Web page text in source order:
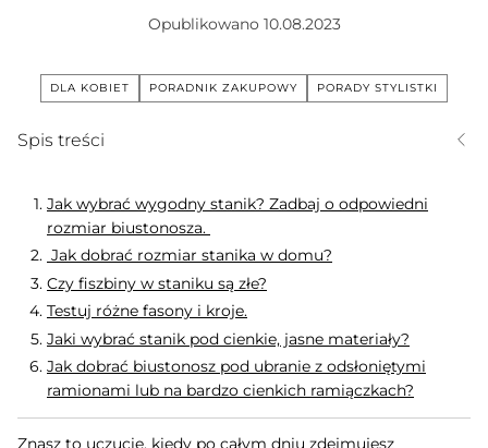
Opublikowano 10.08.2023
DLA KOBIET PORADNIK ZAKUPOWY PORADY STYLISTKI
Spis treści
Jak wybrać wygodny stanik? Zadbaj o odpowiedni
rozmiar biustonosza.
Jak dobrać rozmiar stanika w domu?
Czy fiszbiny w staniku są złe?
Testuj różne fasony i kroje.
Jaki wybrać stanik pod cienkie, jasne materiały?
Jak dobrać biustonosz pod ubranie z odsłoniętymi
ramionami lub na bardzo cienkich ramiączkach?
Znasz to uczucie, kiedy po całym dniu zdejmujesz